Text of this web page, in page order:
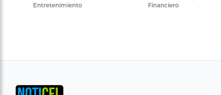
Entretenimiento
Financiero